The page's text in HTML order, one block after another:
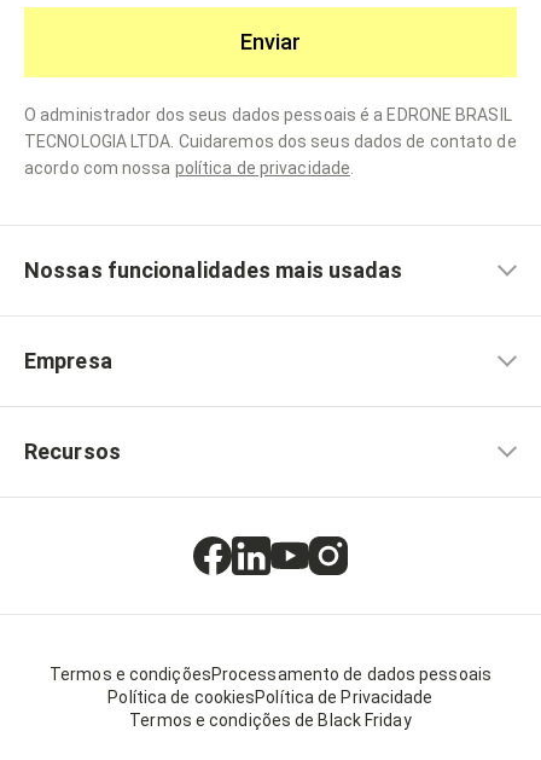
Enviar
O administrador dos seus dados pessoais é a EDRONE BRASIL
TECNOLOGIA LTDA. Cuidaremos dos seus dados de contato de
acordo com nossa política de privacidade
Nossas funcionalidades mais usadas
Empresa
Recursos
Termos e condiçõesProcessamento de dados pessoais
Política de cookiesPolítica de Privacidade
Termos e condições de Black Friday